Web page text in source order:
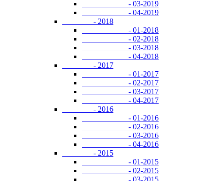
- 03-2019
- 04-2019
- 2018
- 01-2018
- 02-2018
- 03-2018
- 04-2018
- 2017
- 01-2017
- 02-2017
- 03-2017
- 04-2017
- 2016
- 01-2016
- 02-2016
- 03-2016
- 04-2016
- 2015
- 01-2015
- 02-2015
- 03-2015